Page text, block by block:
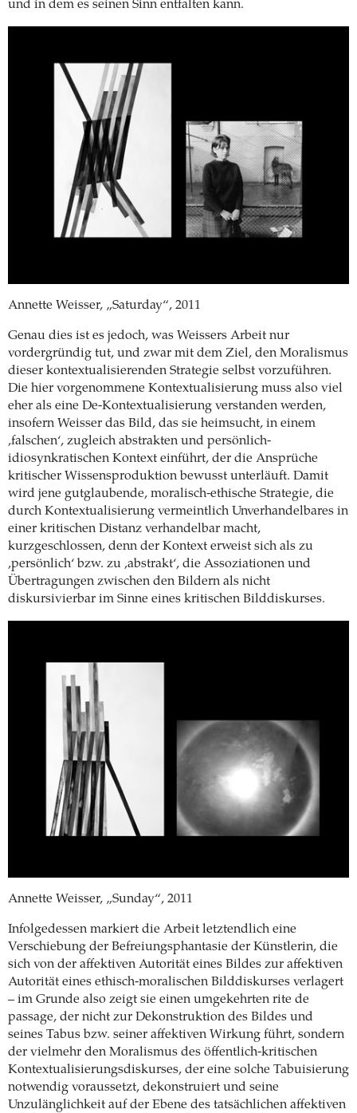
und in dem es seinen Sinn entfalten kann.
Annette Weisser, „Saturday“, 2011
Genau dies ist es jedoch, was Weissers Arbeit nur
vordergründig tut, und zwar mit dem Ziel, den Moralismus
dieser kontextualisierenden Strategie selbst vorzuführen.
Die hier vorgenommene Kontextualisierung muss also viel
eher als eine De-Kontextualisierung verstanden werden,
insofern Weisser das Bild, das sie heimsucht, in einem
‚falschen‘, zugleich abstrakten und persönlich-
idiosynkratischen Kontext einführt, der die Ansprüche
kritischer Wissensproduktion bewusst unterläuft. Damit
wird jene gutglaubende, moralisch-ethische Strategie, die
durch Kontextualisierung vermeintlich Unverhandelbares in
einer kritischen Distanz verhandelbar macht,
kurzgeschlossen, denn der Kontext erweist sich als zu
‚persönlich‘ bzw. zu ‚abstrakt‘, die Assoziationen und
Übertragungen zwischen den Bildern als nicht
diskursivierbar im Sinne eines kritischen Bilddiskurses.
Annette Weisser, „Sunday“, 2011
Infolgedessen markiert die Arbeit letztendlich eine
Verschiebung der Befreiungsphantasie der Künstlerin, die
sich von der affektiven Autorität eines Bildes zur affektiven
Autorität eines ethisch-moralischen Bilddiskurses verlagert
– im Grunde also zeigt sie einen umgekehrten rite de
passage, der nicht zur Dekonstruktion des Bildes und
seines Tabus bzw. seiner affektiven Wirkung führt, sondern
der vielmehr den Moralismus des öffentlich-kritischen
Kontextualisierungsdiskurses, der eine solche Tabuisierung
notwendig voraussetzt, dekonstruiert und seine
Unzulänglichkeit auf der Ebene des tatsächlichen affektiven